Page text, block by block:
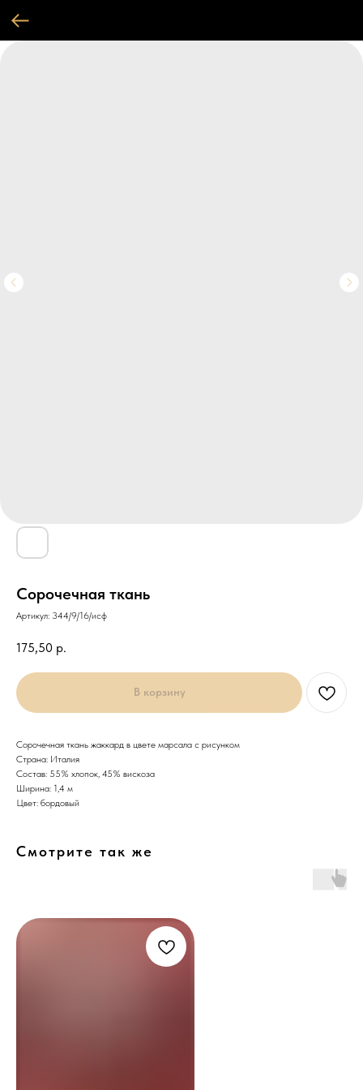
Сорочечная ткань
Артикул: 344/9/16/исф
175,50 р.
В корзину
Сорочечная ткань жаккард в цвете марсала с рисунком
Страна: Италия
Состав: 55% хлопок, 45% вискоза
Ширина: 1,4 м
Цвет: бордовый
Смотрите так же